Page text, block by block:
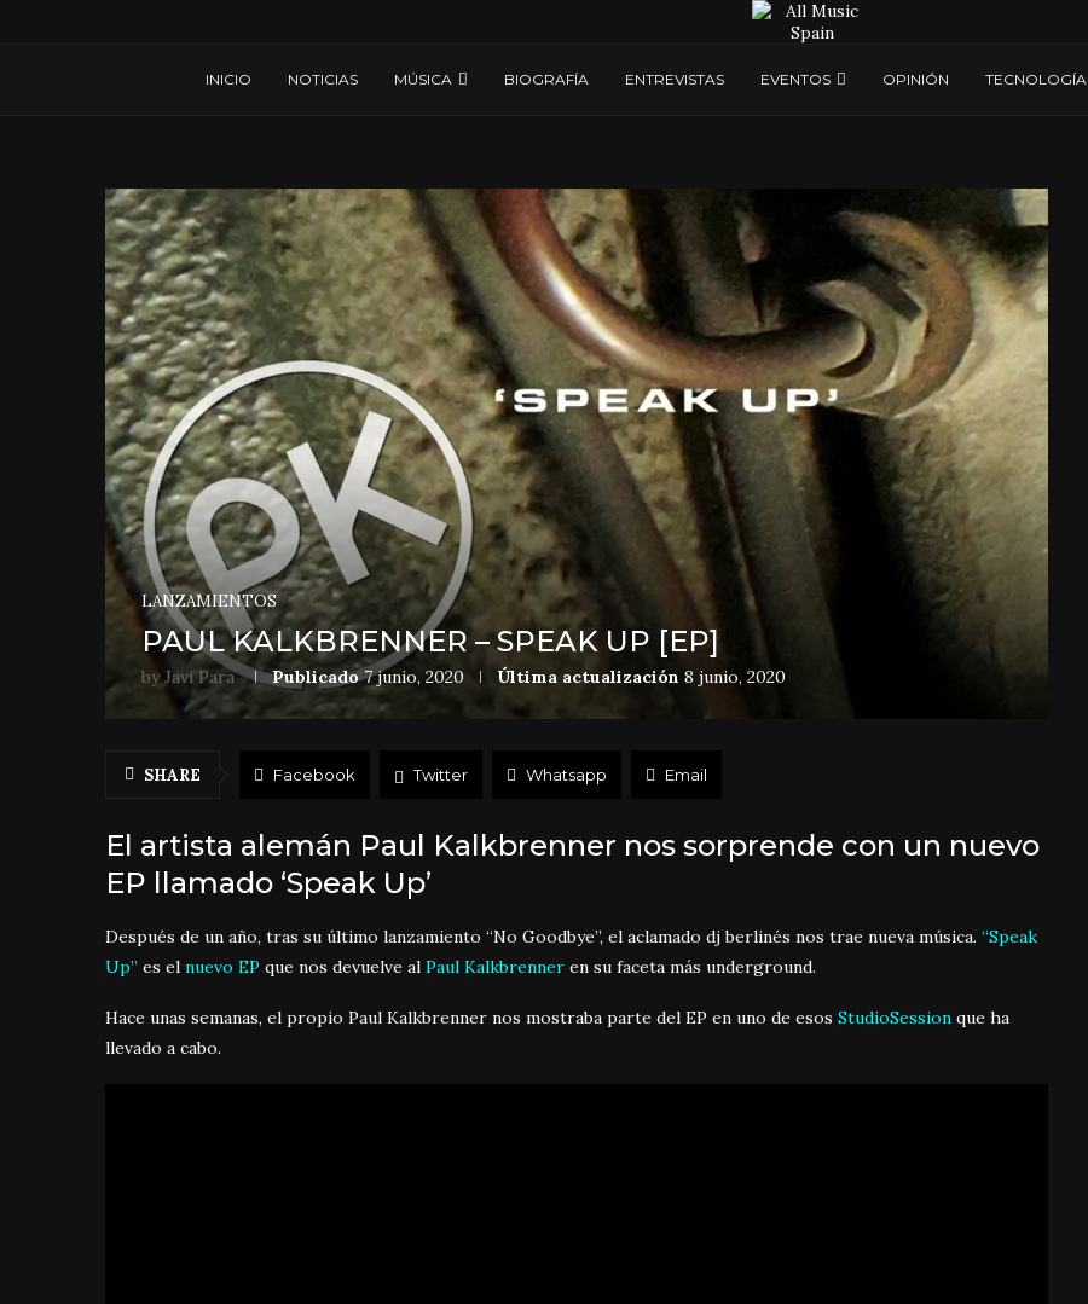
INICIO NOTICIAS MÚSICA BIOGRAFÍA ENTREVISTAS EVENTOS OPINIÓN TECNOLOGÍA
LANZAMIENTOS
PAUL KALKBRENNER – SPEAK UP [EP]
byJavi Para Publicado 7 junio, 2020 Última actualización 8 junio, 2020
SHARE Facebook Twitter Whatsapp Email
El artista alemán Paul Kalkbrenner nos sorprende con un nuevo
EP llamado ‘Speak Up’
Después de un año, tras su último lanzamiento “No Goodbye”, el aclamado dj berlinés nos trae nueva música. “Speak
Up” es el nuevo EP que nos devuelve al Paul Kalkbrenner en su faceta más underground.
Hace unas semanas, el propio Paul Kalkbrenner nos mostraba parte del EP en uno de esos StudioSession que ha
llevado a cabo.